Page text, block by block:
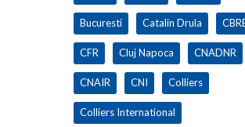
Bucuresti Catalin Drula
CFR Cluj Napoca CNADNR
CNAIR CNI Colliers
Colliers International